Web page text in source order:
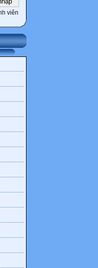
viên